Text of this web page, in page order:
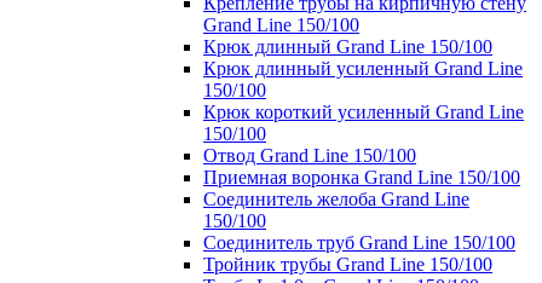
Grand Line 150/100
Крюк длинный Grand Line 150/100
Крюк длинный усиленный Grand Line
150/100
Крюк короткий усиленный Grand Line
150/100
Отвод Grand Line 150/100
Приемная воронка Grand Line 150/100
Соединитель желоба Grand Line
150/100
Соединитель труб Grand Line 150/100
Тройник трубы Grand Line 150/100